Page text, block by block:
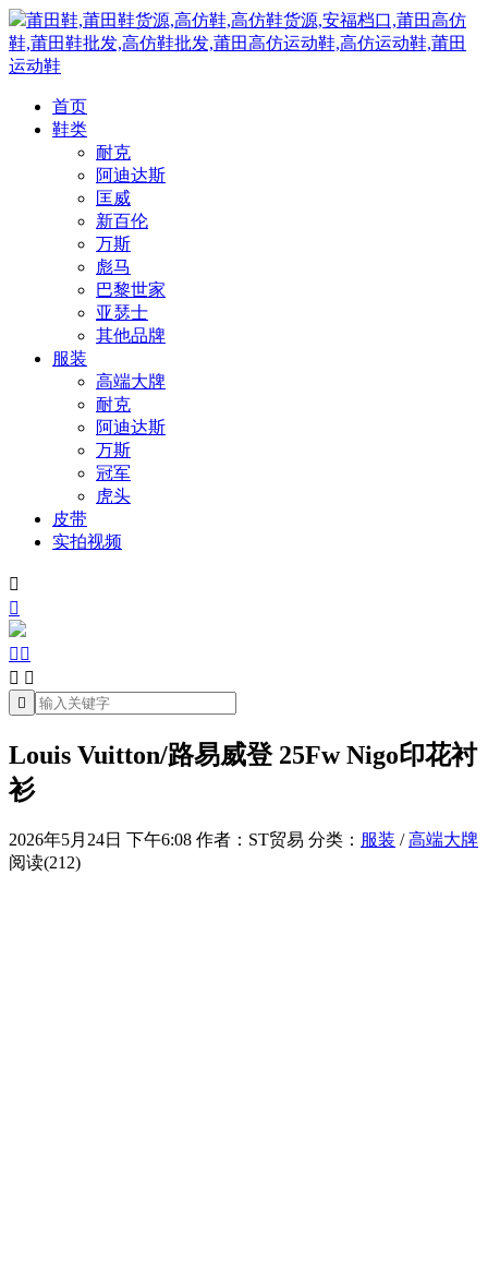
莆田鞋,莆田鞋货源,高仿鞋,高仿鞋货源,安福档口,莆田高仿
鞋,莆田鞋批发,高仿鞋批发,莆田高仿运动鞋,高仿运动鞋,莆田
运动鞋
首页
鞋类
耐克
阿迪达斯
匡威
新百伦
万斯
彪马
巴黎世家
亚瑟士
其他品牌
服装
高端大牌
耐克
阿迪达斯
万斯
冠军
虎头
皮带
实拍视频


 
 

Louis Vuitton/路易威登 25Fw Nigo印花衬
衫
2026年5月24日 下午6:08 作者：ST贸易 分类： 服装 /高端大牌
阅读(212)